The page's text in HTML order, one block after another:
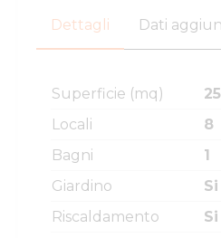
Dettagli Dati
Superficie (mq)
Locali
8
Bagni
1
Giardino
Si
Riscaldamento
Si